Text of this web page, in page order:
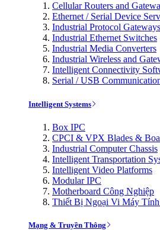
Cellular Routers and
Ethernet / Serial Device
Industrial Protocol Gateways
Industrial Ethernet Switches
Industrial Media Converters
Industrial Wireless and
Intelligent Connectivity
Serial / USB
Intelligent Systems
Box IPC
CPCI & VPX Blades &
Industrial Computer Chassis
Intelligent Transportation
Intelligent Video Platforms
Modular IPC
Motherboard Công Nghiệp
Thiết Bị Ngoại Vi Máy
Mạng & Truyền Thông